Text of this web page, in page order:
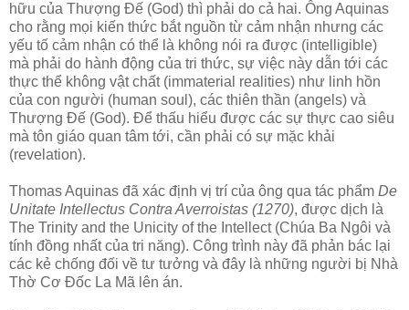
hữu của Thượng Đế (God) thì phải do cả hai. Ông Aquinas
cho rằng mọi kiến thức bắt nguồn từ cảm nhận nhưng các
yếu tố cảm nhận có thể là không nói ra được (intelligible)
mà phải do hành động của tri thức, sự việc này dẫn tới các
thực thể không vật chất (immaterial realities) như linh hồn
của con người (human soul), các thiên thần (angels) và
Thượng Đế (God). Để thấu hiểu được các sự thực cao siêu
mà tôn giáo quan tâm tới, cần phải có sự mặc khải
(revelation).
Thomas Aquinas đã xác định vị trí của ông qua tác phẩm De
Unitate Intellectus Contra Averroistas (1270), được dịch là
The Trinity and the Unicity of the Intellect (Chúa Ba Ngôi và
tính đồng nhất của tri năng). Công trình này đã phản bác lại
các kẻ chống đối về tư tưởng và đây là những người bị Nhà
Thờ Cơ Đốc La Mã lên án.